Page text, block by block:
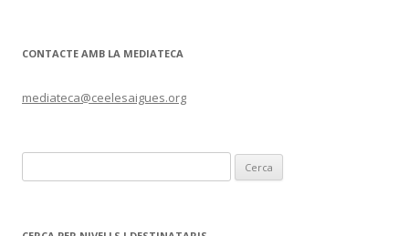
CONTACTE AMB LA MEDIATECA
mediateca@ceelesaigues.org
e
c